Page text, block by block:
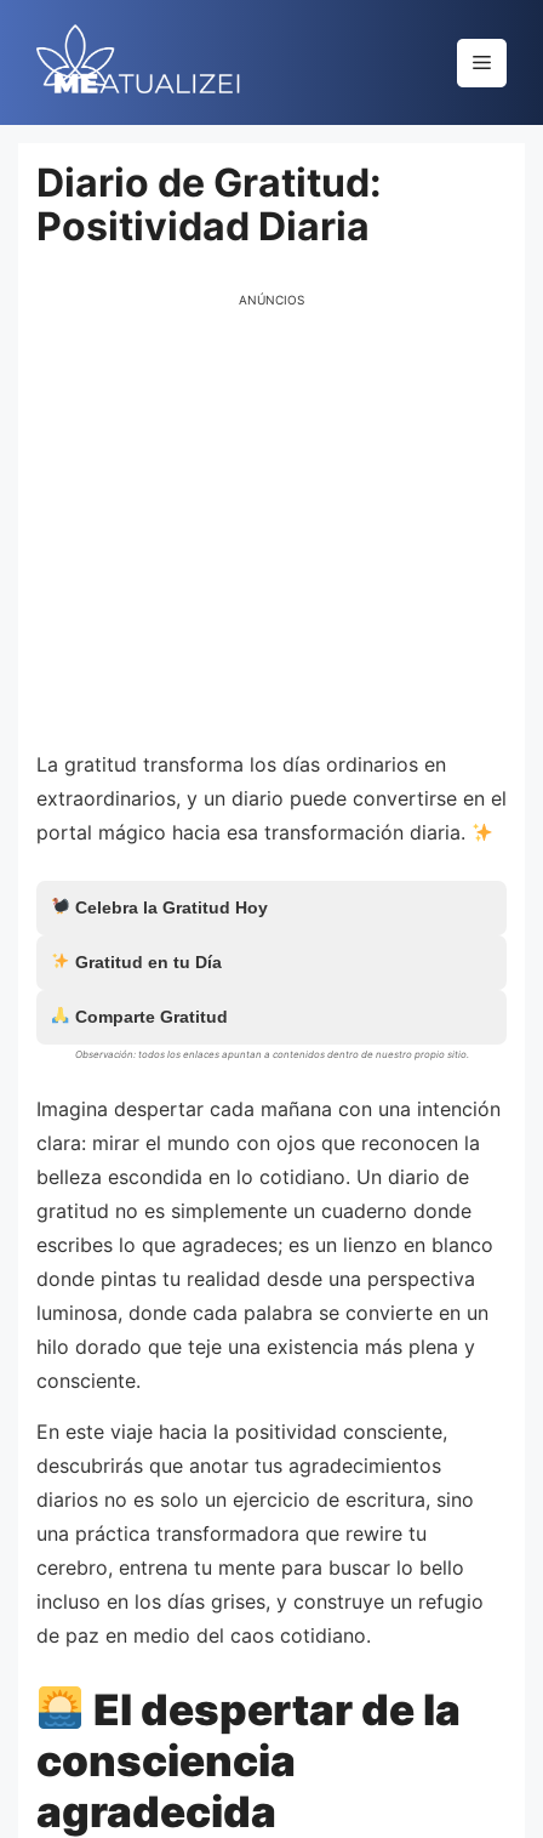
contenido
Menú
Diario de Gratitud:
Positividad Diaria
ANÚNCIOS
La gratitud transforma los días ordinarios en
extraordinarios, y un diario puede convertirse en el
portal mágico hacia esa transformación diaria.
Celebra la Gratitud Hoy
Gratitud en tu Día
Comparte Gratitud
Observación: todos los enlaces apuntan a contenidos dentro de nuestro propio sitio.
Imagina despertar cada mañana con una intención
clara: mirar el mundo con ojos que reconocen la
belleza escondida en lo cotidiano. Un diario de
gratitud no es simplemente un cuaderno donde
escribes lo que agradeces; es un lienzo en blanco
donde pintas tu realidad desde una perspectiva
luminosa, donde cada palabra se convierte en un
hilo dorado que teje una existencia más plena y
consciente.
En este viaje hacia la positividad consciente,
descubrirás que anotar tus agradecimientos
diarios no es solo un ejercicio de escritura, sino
una práctica transformadora que rewire tu
cerebro, entrena tu mente para buscar lo bello
incluso en los días grises, y construye un refugio
de paz en medio del caos cotidiano.
El despertar de la
consciencia
agradecida